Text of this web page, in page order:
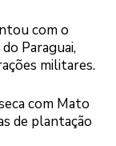
com o
Paraguai,
militares.
com Mato
de plantação